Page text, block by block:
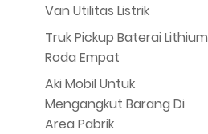
Van Utilitas Listrik
Truk Pickup Baterai Lithium
Roda Empat
Aki Mobil Untuk
Mengangkut Barang Di
Area Pabrik